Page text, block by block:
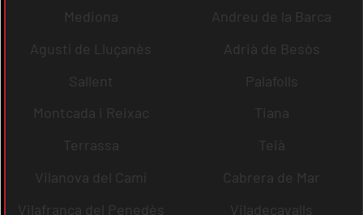
Mediona
Andreu de la Barca
Agustí de Lluçanès
Adrià de Besòs
Sallent
Palafolls
Montcada i Reixac
Tiana
Terrassa
Teià
Vilanova del Camí
Cabrera de Mar
Vilafranca del Penedès
Viladecavalls